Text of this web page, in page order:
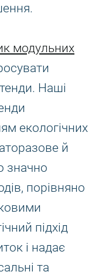
модульних
Наші
екологічних
й
значно
порівняно
підхід
і надає
та